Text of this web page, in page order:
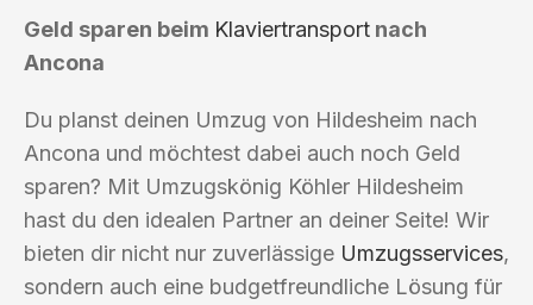
Geld sparen beim Klaviertransport nach
Ancona
Du planst deinen Umzug von Hildesheim nach
Ancona und möchtest dabei auch noch Geld
sparen? Mit Umzugskönig Köhler Hildesheim
hast du den idealen Partner an deiner Seite! Wir
bieten dir nicht nur zuverlässige Umzugsservices,
sondern auch eine budgetfreundliche Lösung für